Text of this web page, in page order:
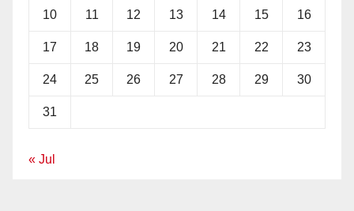
10 11 12 13 14 15 16
17 18 19 20 21 22 23
24 25 26 27 28 29 30
31
« Jul